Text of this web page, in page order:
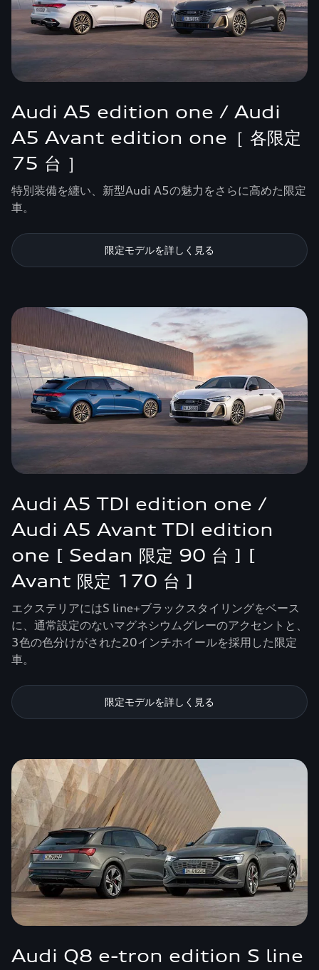
Audi A5 edition one / Audi
A5 Avant edition one［ 各限定
75 台 ］
特別装備を纏い、新型Audi A5の魅力をさらに高めた限定
車。
限定モデルを詳しく見る
Audi A5 TDI edition one /
Audi A5 Avant TDI edition
one [ Sedan 限定 90 台 ] [
Avant 限定 170 台 ]
エクステリアにはS line+ブラックスタイリングをベース
に、通常設定のないマグネシウムグレーのアクセントと、
3色の色分けがされた20インチホイールを採用した限定
車。
限定モデルを詳しく見る
Audi Q8 e-tron edition S line